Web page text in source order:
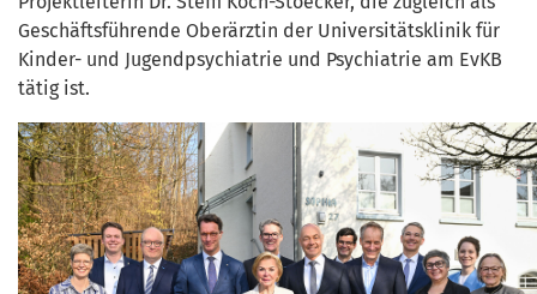
Geschäftsführende Oberärztin der Universitätsklinik für
Kinder- und Jugendpsychiatrie und Psychiatrie am EvKB
tätig ist.